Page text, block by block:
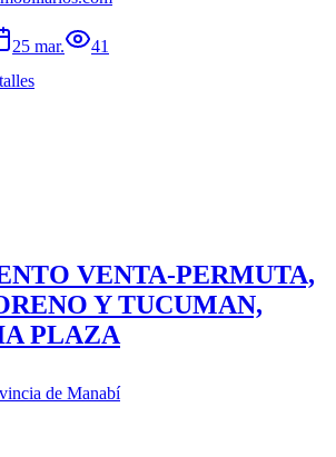
25 mar. 41
VENTA-PERMUTA,
Y TUCUMAN,
PLAZA
de Manabí